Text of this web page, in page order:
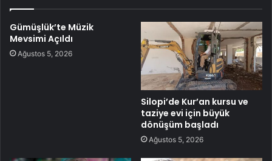
Gümüşlük’te Müzik
Mevsimi Açıldı
Ağustos 5, 2026
Silopi’de Kur’an kursu ve
taziye evi için büyük
dönüşüm başladı
Ağustos 5, 2026